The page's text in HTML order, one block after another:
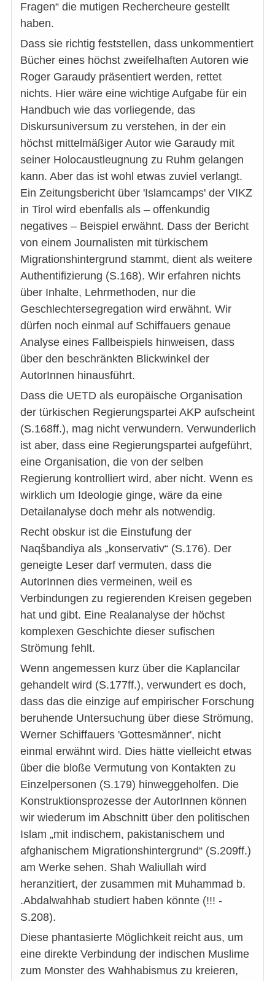
Fragen“ die mutigen Rechercheure gestellt
haben.
Dass sie richtig feststellen, dass unkommentiert
Bücher eines höchst zweifelhaften Autoren wie
Roger Garaudy präsentiert werden, rettet
nichts. Hier wäre eine wichtige Aufgabe für ein
Handbuch wie das vorliegende, das
Diskursuniversum zu verstehen, in der ein
höchst mittelmäßiger Autor wie Garaudy mit
seiner Holocaustleugnung zu Ruhm gelangen
kann. Aber das ist wohl etwas zuviel verlangt.
Ein Zeitungsbericht über 'Islamcamps' der VIKZ
in Tirol wird ebenfalls als – offenkundig
negatives – Beispiel erwähnt. Dass der Bericht
von einem Journalisten mit türkischem
Migrationshintergrund stammt, dient als weitere
Authentifizierung (S.168). Wir erfahren nichts
über Inhalte, Lehrmethoden, nur die
Geschlechtersegregation wird erwähnt. Wir
dürfen noch einmal auf Schiffauers genaue
Analyse eines Fallbeispiels hinweisen, dass
über den beschränkten Blickwinkel der
AutorInnen hinausführt.
Dass die UETD als europäische Organisation
der türkischen Regierungspartei AKP aufscheint
(S.168ff.), mag nicht verwundern. Verwunderlich
ist aber, dass eine Regierungspartei aufgeführt,
eine Organisation, die von der selben
Regierung kontrolliert wird, aber nicht. Wenn es
wirklich um Ideologie ginge, wäre da eine
Detailanalyse doch mehr als notwendig.
Recht obskur ist die Einstufung der
Naqšbandiya als „konservativ“ (S.176). Der
geneigte Leser darf vermuten, dass die
AutorInnen dies vermeinen, weil es
Verbindungen zu regierenden Kreisen gegeben
hat und gibt. Eine Realanalyse der höchst
komplexen Geschichte dieser sufischen
Strömung fehlt.
Wenn angemessen kurz über die Kaplancilar
gehandelt wird (S.177ff.), verwundert es doch,
dass das die einzige auf empirischer Forschung
beruhende Untersuchung über diese Strömung,
Werner Schiffauers 'Gottesmänner', nicht
einmal erwähnt wird. Dies hätte vielleicht etwas
über die bloße Vermutung von Kontakten zu
Einzelpersonen (S.179) hinweggeholfen. Die
Konstruktionsprozesse der AutorInnen können
wir wiederum im Abschnitt über den politischen
Islam „mit indischem, pakistanischem und
afghanischem Migrationshintergrund“ (S.209ff.)
am Werke sehen. Shah Waliullah wird
heranzitiert, der zusammen mit Muhammad b.
.Abdalwahhab studiert haben könnte (!!! -
S.208).
Diese phantasierte Möglichkeit reicht aus, um
eine direkte Verbindung der indischen Muslime
zum Monster des Wahhabismus zu kreieren,